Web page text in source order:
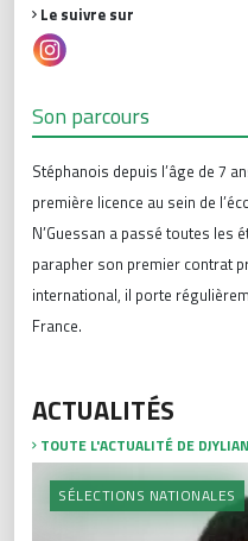
Le suivre sur
Son parcours
Stéphanois depuis l’âge de 7
première licence au sein de
N’Guessan a passé toutes les
parapher son premier contrat
international, il porte
France.
ACTUALITÉS
TOUTE L'ACTUALITÉ DE
SÉLECTIONS NATIONALES